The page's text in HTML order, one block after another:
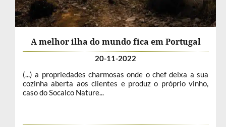
A melhor ilha do mundo fica em Portugal
20-11-2022
(...) a propriedades charmosas onde o chef deixa a sua
cozinha aberta aos clientes e produz o próprio vinho,
caso do Socalco Nature...